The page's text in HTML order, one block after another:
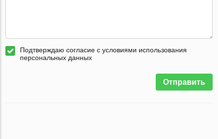
Подтверждаю согласие с условиями использования
персональных данных
Отправить